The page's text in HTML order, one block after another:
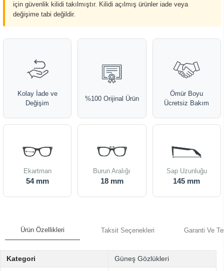
için güvenlik kilidi takılmıştır. Kilidi açılmış ürünler iade veya
değişime tabi değildir.
Kolay İade ve
Değişim
%100 Orijinal Ürün
Ömür Boyu
Ücretsiz Bakım
Ekartman
54 mm
Burun Aralığı
18 mm
Sap Uzunluğu
145 mm
Ürün Özellikleri Taksit Seçenekleri Garanti Ve
Kategori Güneş Gözlükleri